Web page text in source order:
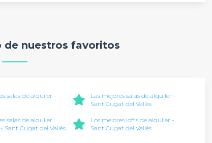
de nuestros favoritos
salas de alquiler -
Las mejores salas de alquiler -
Sant Cugat del Vallès
salas de alquiler
Sant Cugat del Vallès
Los mejores lofts de alquiler -
Sant Cugat del Vallès